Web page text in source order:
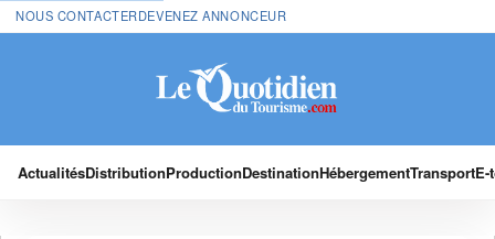
NOUS CONTACTERDEVENEZ ANNONCEUR
ActualitésDistributionProductionDestinationHébergementTransport